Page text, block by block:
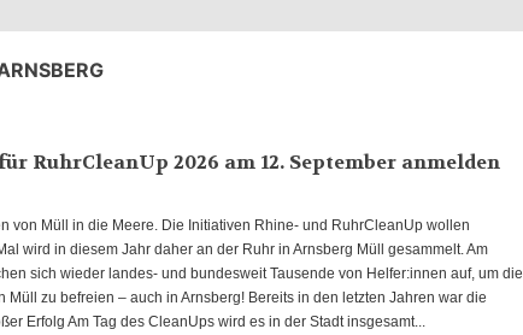
RuhrCleanUp 2026 am 12. September anmelden
von Müll in die Meere. Die Initiativen Rhine- und RuhrCleanUp wollen
wird in diesem Jahr daher an der Ruhr in Arnsberg Müll gesammelt. Am
sich wieder landes- und bundesweit Tausende von Helfer:innen auf, um die
Müll zu befreien – auch in Arnsberg! Bereits in den letzten Jahren war die
Erfolg Am Tag des CleanUps wird es in der Stadt insgesamt...